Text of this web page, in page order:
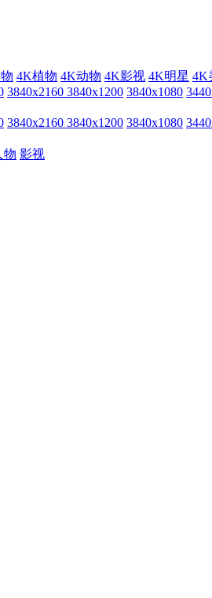
4K植物 4K动物 4K影视 4K明星 4K
3840x2160 3840x1200 3840x1080
3840x2160 3840x1200 3840x1080
物 影视